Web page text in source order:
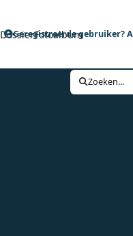
DossierFotoalbum
Geregistreerde gebruiker?
Zoeken...